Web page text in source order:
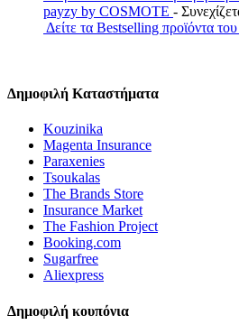
payzy by COSMOTE -
Δείτε τα Bestselling προϊόντα
Δημοφιλή Καταστήματα
Kouzinika
Magenta Insurance
Paraxenies
Tsoukalas
The Brands Store
Insurance Market
The Fashion Project
Booking.com
Sugarfree
Aliexpress
Δημοφιλή κουπόνια